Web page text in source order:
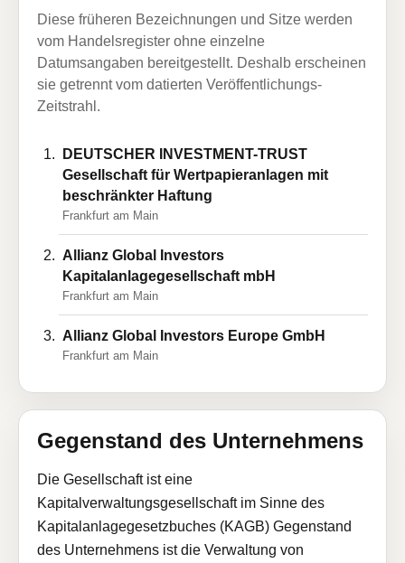
Diese früheren Bezeichnungen und Sitze werden
vom Handelsregister ohne einzelne
Datumsangaben bereitgestellt. Deshalb erscheinen
sie getrennt vom datierten Veröffentlichungs-
Zeitstrahl.
DEUTSCHER INVESTMENT-TRUST
Gesellschaft für Wertpapieranlagen mit
beschränkter Haftung
Frankfurt am Main
Allianz Global Investors
Kapitalanlagegesellschaft mbH
Frankfurt am Main
Allianz Global Investors Europe GmbH
Frankfurt am Main
Gegenstand des Unternehmens
Die Gesellschaft ist eine
Kapitalverwaltungsgesellschaft im Sinne des
Kapitalanlagegesetzbuches (KAGB) Gegenstand
des Unternehmens ist die Verwaltung von